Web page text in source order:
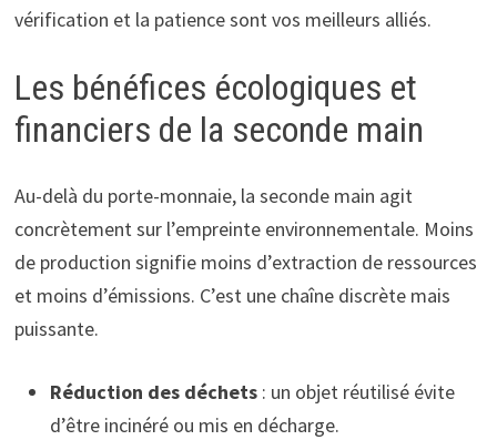
vérification et la patience sont vos meilleurs alliés.
Les bénéfices écologiques et
financiers de la seconde main
Au-delà du porte-monnaie, la seconde main agit
concrètement sur l’empreinte environnementale. Moins
de production signifie moins d’extraction de ressources
et moins d’émissions. C’est une chaîne discrète mais
puissante.
Réduction des déchets: un objet réutilisé évite
d’être incinéré ou mis en décharge.